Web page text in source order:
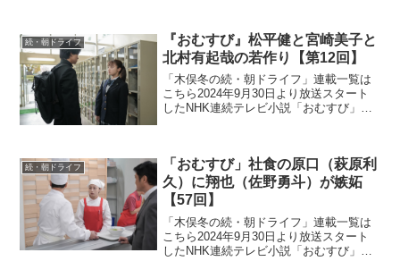
く本作。困難な時代に生まれながらも仲
間たちと切磋琢磨...
続・朝ドライフ
『おむすび』松平健と宮崎美子と
北村有起哉の若作り【第12回】
「木俣冬の続・朝ドライフ」連載一覧は
こちら2024年9月30日より放送スタート
したNHK連続テレビ小説「おむすび」。
いた...
続・朝ドライフ
「おむすび」社食の原口（萩原利
久）に翔也（佐野勇斗）が嫉妬
【57回】
「木俣冬の続・朝ドライフ」連載一覧は
こちら2024年9月30日より放送スタート
したNHK連続テレビ小説「おむすび」。